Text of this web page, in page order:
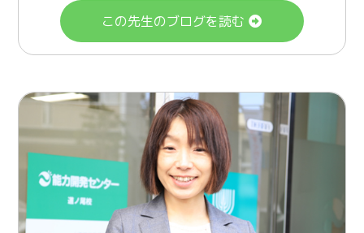
この先生のブログを読む